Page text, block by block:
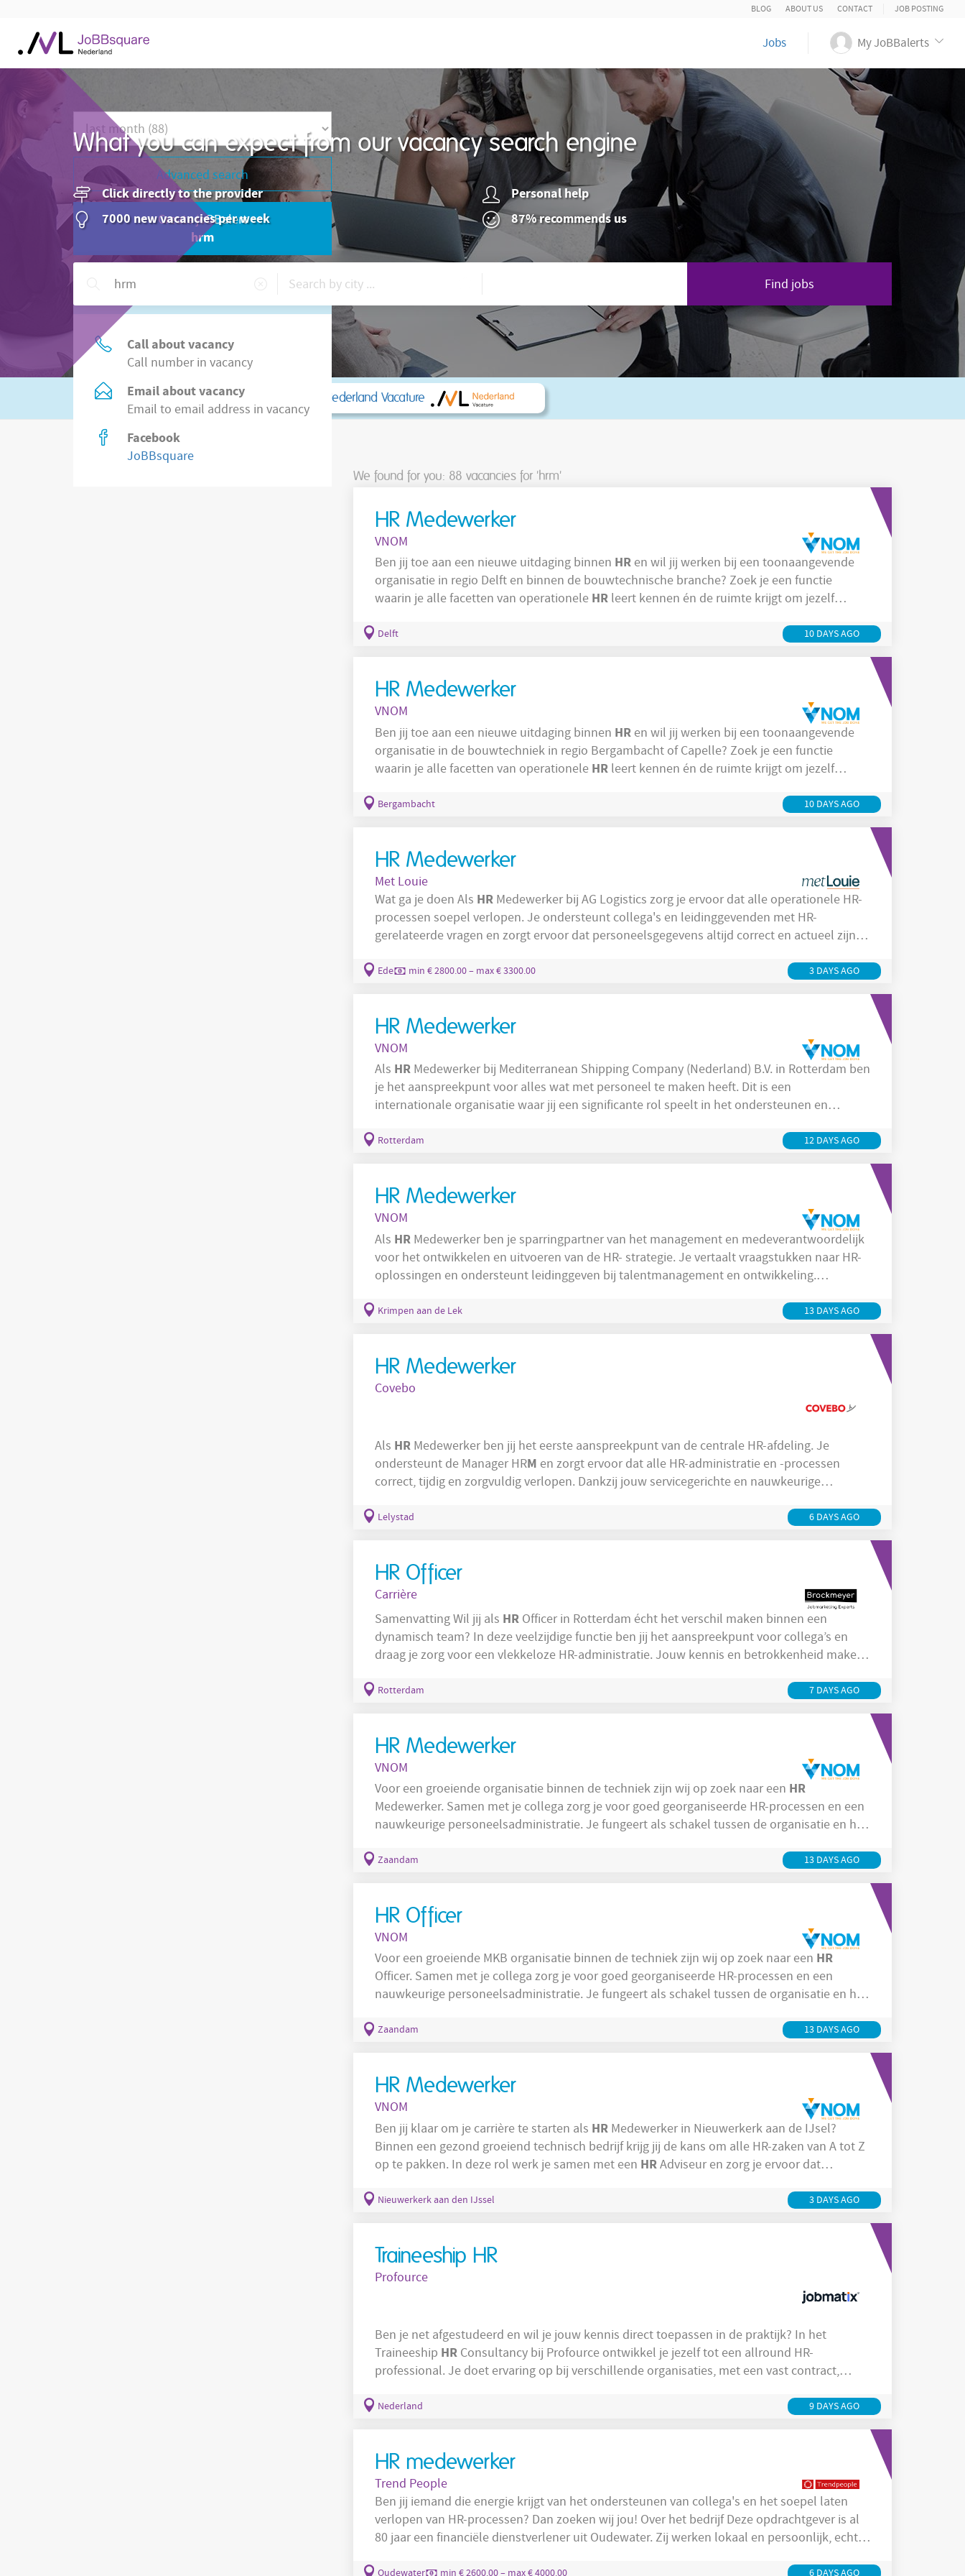
BLOG ABOUT US CONTACT JOB POSTING
Jobs My JoBBalerts
What you can expect from our vacancy search engine
Click directly to the provider
Personal help
7000 new vacancies per week
87% recommends us
Find jobs
Or search in8.500 jobs from employers at Nederland Vacature
Actuality
Advanced search
Create joBBalert
hrm
Call about vacancy
Call number in vacancy
Email about vacancy
Email to email address in vacancy
Facebook
JoBBsquare
We found for you: 88 vacancies for 'hrm'
HR Medewerker
VNOM
Ben jij toe aan een nieuwe uitdaging binnen HRen wil jij werken bij een toonaangevende
organisatie in regio Delft en binnen de bouwtechnische branche? Zoek je een functie
waarin je alle facetten van operationele HRleert kennen én de ruimte krijgt om jezelf
bezig met operationele
vraagstukken binnen een professionele bouwtechnische
Delft 10 DAYS AGO
HR Medewerker
VNOM
Ben jij toe aan een nieuwe uitdaging binnen HRen wil jij werken bij een toonaangevende
organisatie in de bouwtechniek in regio Bergambacht of Capelle? Zoek je een functie
waarin je alle facetten van operationele HRleert kennen én de ruimte krijgt om jezelf
bezig met operationele
vraagstukken binnen een professionele bouwtechnische
Bergambacht 10 DAYS AGO
HR Medewerker
Met Louie
Wat ga je doen Als HRMedewerker bij AG Logistics zorg je ervoor dat alle operationele HR-
processen soepel verlopen. Je ondersteunt collega's en leidinggevenden met HR-
gerelateerde vragen en zorgt ervoor dat personeelsgegevens altijd correct en actueel zijn.
en personeelsmutaties; Registreren en verwerken van verzuim- en verlofaanvragen;
Ede min € 2800.00 – max € 3300.00 3 DAYS AGO
HR Medewerker
VNOM
Als HRMedewerker bij Mediterranean Shipping Company (Nederland) B.V. in Rotterdam ben
je het aanspreekpunt voor alles wat met personeel te maken heeft. Dit is een
internationale organisatie waar jij een significante rol speelt in het ondersteunen en
salarisgegevens; Ondersteuning bij werving en selectie van nieuwe medewerkers; Advies
Rotterdam 12 DAYS AGO
HR Medewerker
VNOM
Als HRMedewerker ben je sparringpartner van het management en medeverantwoordelijk
voor het ontwikkelen en uitvoeren van de HR- strategie. Je vertaalt vraagstukken naar HR-
oplossingen en ondersteunt leidinggeven bij talentmanagement en ontwikkeling.
omvatten: Strategisch en tactisch HR-advies aan toegewezen teams; Ontwikkelen en
Krimpen aan de Lek 13 DAYS AGO
HR Medewerker
Covebo
Als HRMedewerker ben jij het eerste aanspreekpunt van de centrale HR-afdeling. Je
ondersteunt de Manager HRM en zorgt ervoor dat alle HR-administratie en -processen
correct, tijdig en zorgvuldig verlopen. Dankzij jouw servicegerichte en nauwkeurige
+/- € 3.400,- per maaand Pensioenregeling vanaf dag één Zelfstandige en veelzijdige functie
Lelystad 6 DAYS AGO
HR Officer
Carrière
Samenvatting Wil jij als HROfficer in Rotterdam écht het verschil maken binnen een
dynamisch team? In deze veelzijdige functie ben jij het aanspreekpunt voor collega’s en
draag je zorg voor een vlekkeloze HR-administratie. Jouw kennis en betrokkenheid maken
functie Als
Officer werk je dagelijks in een energieke kantooromgeving in Rotterdam,
Rotterdam 7 DAYS AGO
HR Medewerker
VNOM
Voor een groeiende organisatie binnen de techniek zijn wij op zoek naar een HR
Medewerker. Samen met je collega zorg je voor goed georganiseerde HR-processen en een
nauwkeurige personeelsadministratie. Je fungeert als schakel tussen de organisatie en het
Medewerker verantwoordelijk
Zaandam 13 DAYS AGO
HR Officer
VNOM
Voor een groeiende MKB organisatie binnen de techniek zijn wij op zoek naar een HR
Officer. Samen met je collega zorg je voor goed georganiseerde HR-processen en een
nauwkeurige personeelsadministratie. Je fungeert als schakel tussen de organisatie en het
Medewerker verantwoordelijk
Zaandam 13 DAYS AGO
HR Medewerker
VNOM
Ben jij klaar om je carrière te starten als HRMedewerker in Nieuwerkerk aan de IJsel?
Binnen een gezond groeiend technisch bedrijf krijg jij de kans om alle HR-zaken van A tot Z
op te pakken. In deze rol werk je samen met een HRAdviseur en zorg je ervoor dat
Beheren en uitvoeren van contractadministratie; Voorbereiden van
Nieuwerkerk aan den IJssel 3 DAYS AGO
Traineeship HR
Profource
Ben je net afgestudeerd en wil je jouw kennis direct toepassen in de praktijk? In het
Traineeship HRConsultancy bij Profource ontwikkel je jezelf tot een allround HR-
professional. Je doet ervaring op bij verschillende organisaties, met een vast contract,
als Trainee
Nederland 9 DAYS AGO
HR medewerker
Trend People
Ben jij iemand die energie krijgt van het ondersteunen van collega's en het soepel laten
verlopen van HR-processen? Dan zoeken wij jou! Over het bedrijf Deze opdrachtgever is al
80 jaar een financiële dienstverlener uit Oudewater. Zij werken lokaal en persoonlijk, echter
Oudewater min € 2600.00 – max € 4000.00 6 DAYS AGO